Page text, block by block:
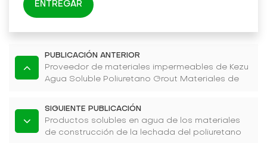
ENTREGAR
PUBLICACIÓN ANTERIOR
Proveedor de materiales impermeables de Kezu
Agua Soluble Poliuretano Grout Materiales de
SIGUIENTE PUBLICACIÓN
Productos solubles en agua de los materiales
de construcción de la lechada del poliuretano